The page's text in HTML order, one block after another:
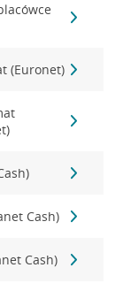
(Euronet)
Cash)
Cash)